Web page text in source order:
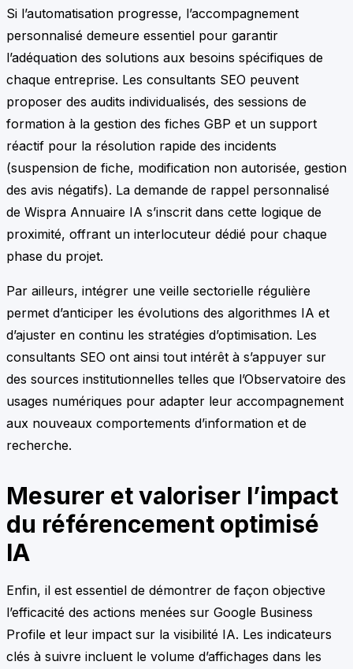
Si l’automatisation progresse, l’accompagnement
personnalisé demeure essentiel pour garantir
l’adéquation des solutions aux besoins spécifiques de
chaque entreprise. Les consultants SEO peuvent
proposer des audits individualisés, des sessions de
formation à la gestion des fiches GBP et un support
réactif pour la résolution rapide des incidents
(suspension de fiche, modification non autorisée, gestion
des avis négatifs). La demande de rappel personnalisé
de Wispra Annuaire IA s’inscrit dans cette logique de
proximité, offrant un interlocuteur dédié pour chaque
phase du projet.
Par ailleurs, intégrer une veille sectorielle régulière
permet d’anticiper les évolutions des algorithmes IA et
d’ajuster en continu les stratégies d’optimisation. Les
consultants SEO ont ainsi tout intérêt à s’appuyer sur
des sources institutionnelles telles que l’Observatoire des
usages numériques pour adapter leur accompagnement
aux nouveaux comportements d’information et de
recherche.
Mesurer et valoriser l’impact
du référencement optimisé
IA
Enfin, il est essentiel de démontrer de façon objective
l’efficacité des actions menées sur Google Business
Profile et leur impact sur la visibilité IA. Les indicateurs
clés à suivre incluent le volume d’affichages dans les